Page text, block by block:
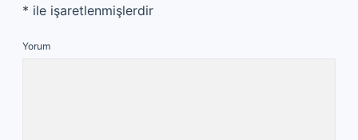
* ile işaretlenmişlerdir
Yorum